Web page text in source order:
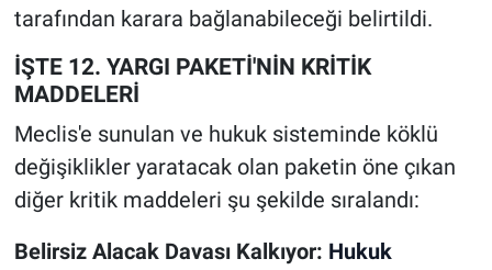
tarafından karara bağlanabileceği belirtildi.
İŞTE 12. YARGI PAKETİ'NİN KRİTİK
MADDELERİ
Meclis'e sunulan ve hukuk sisteminde köklü
değişiklikler yaratacak olan paketin öne çıkan
diğer kritik maddeleri şu şekilde sıralandı:
Belirsiz Alacak Davası Kalkıyor: Hukuk